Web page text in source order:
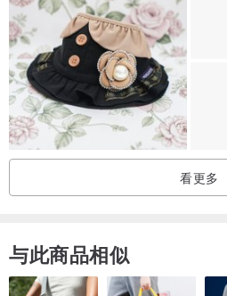
独家开版
产地/制造方式
台湾手工
看更多
与此商品相似